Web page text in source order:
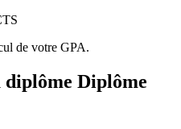
de votre GPA.
diplôme Diplôme